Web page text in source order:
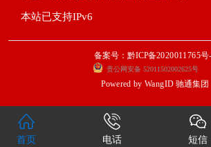
本站已支持IPv6
备案号：黔ICP备2020011765号
贵公网安备 52011502002625号
Powered by WangID 驰通集团
首页 电话 短信